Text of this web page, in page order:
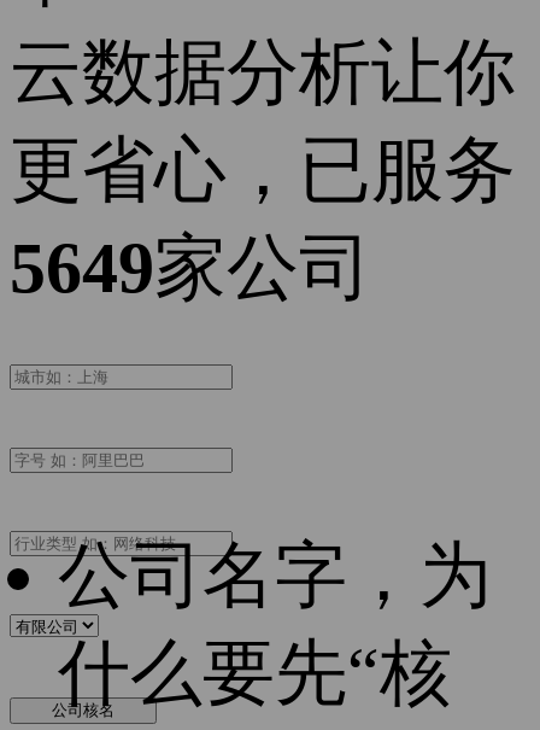
云数据分析让你
更省心，已服务
5649家公司
公司核名
公司名字，为
什么要先“核